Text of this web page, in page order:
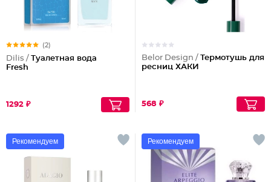
(2)
Dilis / Туалетная вода
Fresh
1292 ₽
Belor Design / Термотушь для
ресниц ХАКИ
568 ₽
Рекомендуем Рекомендуем